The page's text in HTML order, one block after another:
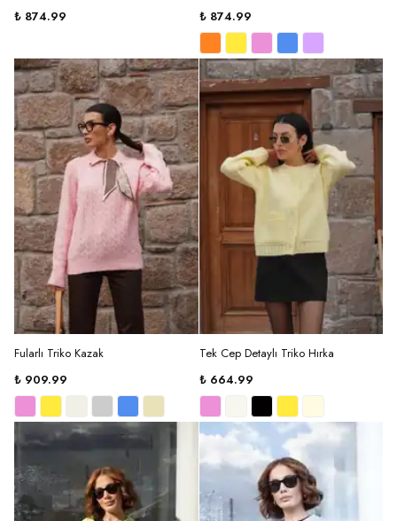
₺ 874.99
₺ 874.99
Fularlı Triko Kazak
₺ 909.99
Tek Cep Detaylı Triko Hırka
₺ 664.99